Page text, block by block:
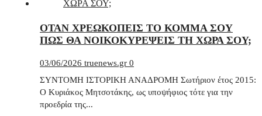
ΟΤΑΝ ΧΡΕΩΚΟΠΕΙΣ ΤΟ ΚΟΜΜΑ ΣΟΥ
ΠΩΣ ΘΑ ΝΟΙΚΟΚΥΡΕΨΕΙΣ ΤΗ ΧΩΡΑ ΣΟΥ;
03/06/2026 truenews.gr 0
ΣΥΝΤΟΜΗ ΙΣΤΟΡΙΚΗ ΑΝΑΔΡΟΜΗ Σωτήριον έτος 2015:
Ο Κυριάκος Μητσοτάκης, ως υποψήφιος τότε για την
προεδρία της...